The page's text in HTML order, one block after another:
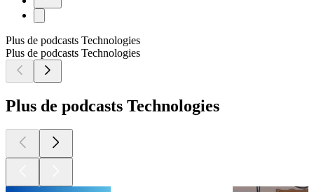
Plus de podcasts Technologies
Plus de podcasts Technologies
Plus de podcasts Technologies